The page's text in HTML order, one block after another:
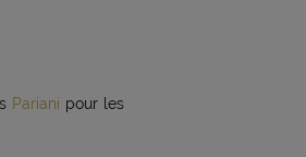
Pariani pour les